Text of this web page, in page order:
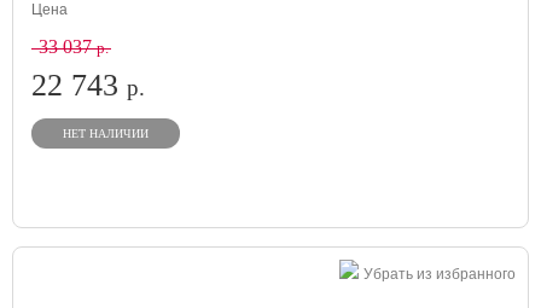
Цена
33 037р.
22 743 р.
НЕТ НАЛИЧИИ
Убрать из избранного